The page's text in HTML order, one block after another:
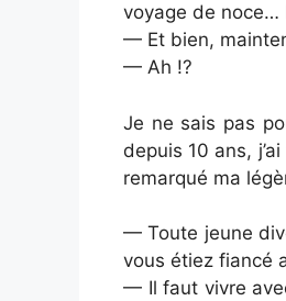
voyage de noce…
— Et bien,
— Ah !?
Je ne sais pas
depuis 10 ans,
remarqué ma
— Toute jeune
vous étiez fiancé
— Il faut vivre